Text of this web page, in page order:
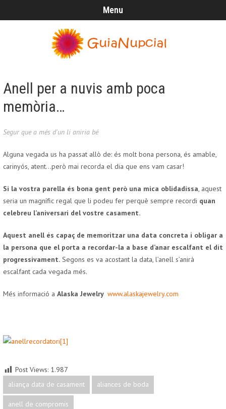
Menu
Anell per a nuvis amb poca
memòria…
Segur que a més d'un li aniria bé
Alguna vegada us ha passat allò de: és molt bona persona, és amable,
carinyós, atent…però mai recorda el dia que ens vam casar!
Si la vostra parella és bona gent però una mica oblidadissa, aquest
seria un magnífic regal que li podeu fer perquè sempre recordi quan
celebreu l’aniversari del vostre casament.
Aquest anell és capaç de memoritzar una data concreta i obligar a
la persona que el porta a recordar-la a base d’anar escalfant el dit
progressivament. Segons es va acostant la data, l’anell s’anirà
escalfant cada vegada més.
Més informació a Alaska Jewelry www.alaskajewelry.com
Post Views: 1.987
aliança data de casament
aliances de boda
anell de compromis